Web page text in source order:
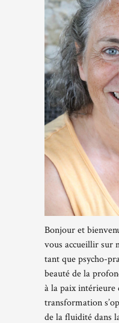
Bonjour et
vous accueillir sur
tant que psycho-
beauté de la
à la paix intérieure
transformation
de la fluidité dans